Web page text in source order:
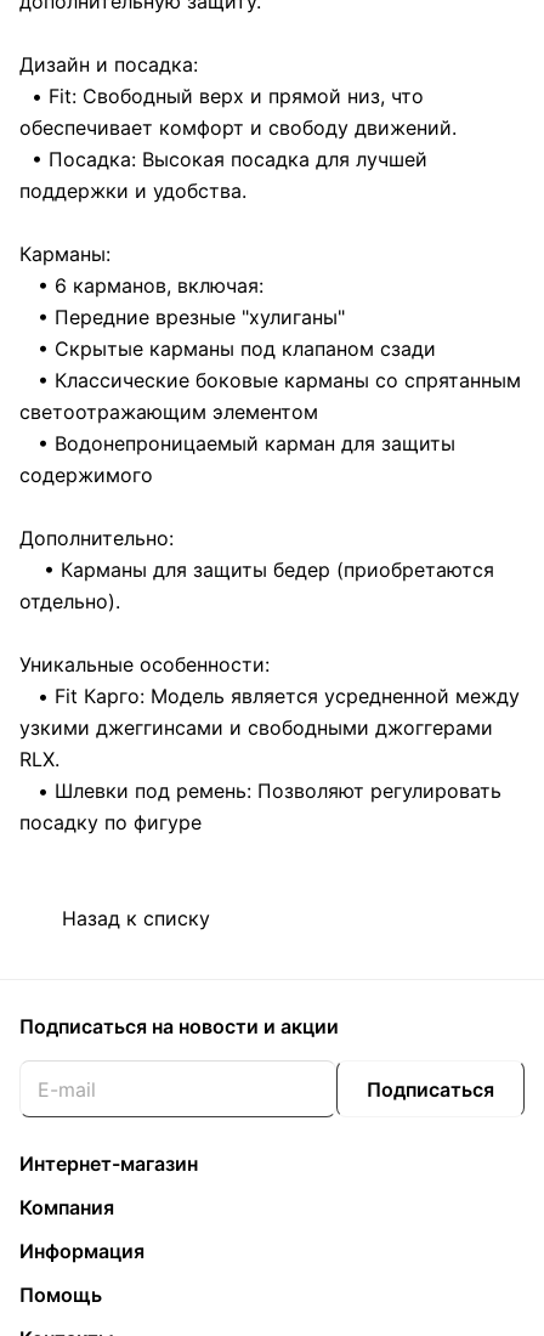
Дизайн и посадка:
• Fit: Свободный верх и прямой низ, что
обеспечивает комфорт и свободу движений.
• Посадка: Высокая посадка для лучшей
поддержки и удобства.
Карманы:
• 6 карманов, включая:
• Передние врезные "хулиганы"
• Скрытые карманы под клапаном сзади
• Классические боковые карманы со спрятанным
светоотражающим элементом
• Водонепроницаемый карман для защиты
содержимого
Дополнительно:
• Карманы для защиты бедер (приобретаются
отдельно).
Уникальные особенности:
• Fit Карго: Модель является усредненной между
узкими джеггинсами и свободными джоггерами
RLX.
• Шлевки под ремень: Позволяют регулировать
посадку по фигуре
Назад к списку
Подписаться на новости и акции
Подписаться
Интернет-магазин
Компания
Информация
Помощь